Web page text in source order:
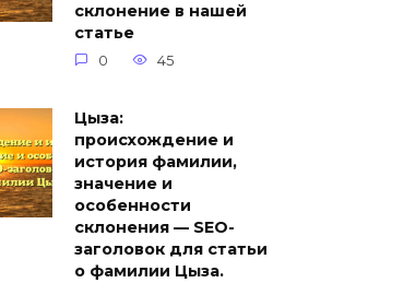
склонение в нашей
статье
0 45
Цыза:
происхождение и
история фамилии,
значение и
особенности
склонения — SEO-
заголовок для статьи
о фамилии Цыза.